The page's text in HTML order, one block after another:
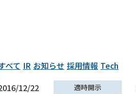
べて IR お知らせ 採用情報 Tech
12/22
適時開示